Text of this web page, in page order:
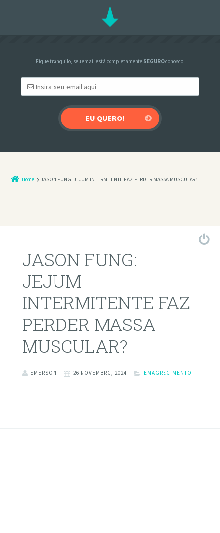
Fique tranquilo, seu email está completamente SEGUROconosco.
Home JASON FUNG: JEJUM INTERMITENTE FAZ PERDER MASSA MUSCULAR?
JASON FUNG:
JEJUM
INTERMITENTE FAZ
PERDER MASSA
MUSCULAR?
EMERSON 26 NOVEMBRO, 2024 EMAGRECIMENTO